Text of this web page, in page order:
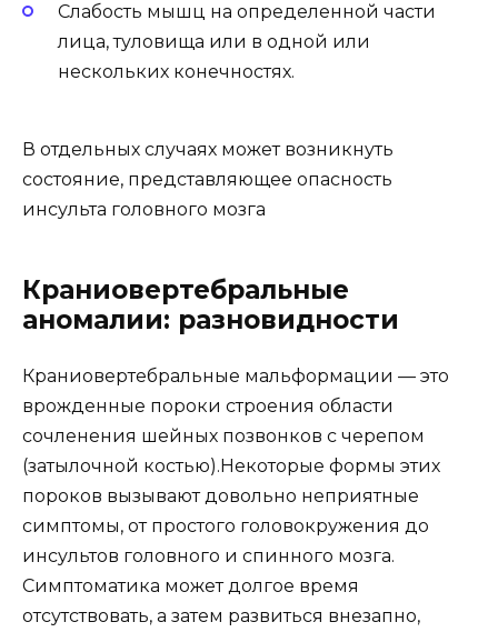
Слабость мышц на определенной части
лица, туловища или в одной или
нескольких конечностях.
В отдельных случаях может возникнуть
состояние, представляющее опасность
инсульта головного мозга
Краниовертебральные
аномалии: разновидности
Краниовертебральные мальформации — это
врожденные пороки строения области
сочленения шейных позвонков с черепом
(затылочной костью).Некоторые формы этих
пороков вызывают довольно неприятные
симптомы, от простого головокружения до
инсультов головного и спинного мозга.
Симптоматика может долгое время
отсутствовать, а затем развиться внезапно,